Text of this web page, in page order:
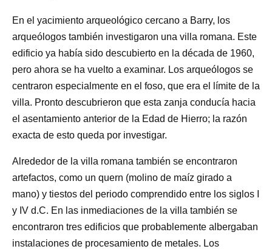
En el yacimiento arqueológico cercano a Barry, los
arqueólogos también investigaron una villa romana. Este
edificio ya había sido descubierto en la década de 1960,
pero ahora se ha vuelto a examinar. Los arqueólogos se
centraron especialmente en el foso, que era el límite de la
villa. Pronto descubrieron que esta zanja conducía hacia
el asentamiento anterior de la Edad de Hierro; la razón
exacta de esto queda por investigar.
Alrededor de la villa romana también se encontraron
artefactos, como un quern (molino de maíz girado a
mano) y tiestos del periodo comprendido entre los siglos I
y IV d.C. En las inmediaciones de la villa también se
encontraron tres edificios que probablemente albergaban
instalaciones de procesamiento de metales. Los